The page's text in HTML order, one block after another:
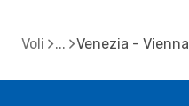
Voli Venezia - Vienna